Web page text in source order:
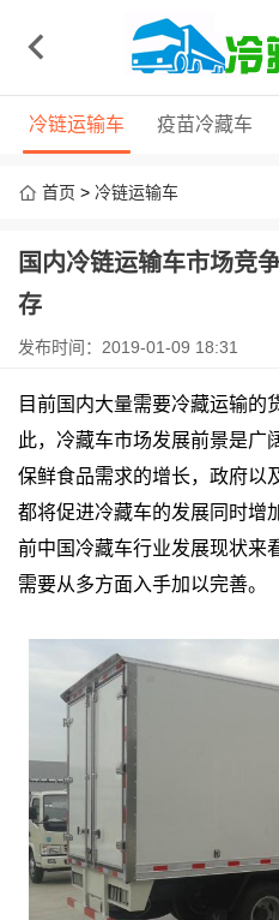
冷链运输车 疫苗冷藏车
首页 > 冷链运输车
国内冷链运输车市场竞
存
发布时间：2019-01-09 18:31
目前国内大量需要冷藏运输的
此，冷藏车市场发展前景是广
保鲜食品需求的增长，政府以
都将促进冷藏车的发展同时增
前中国冷藏车行业发展现状来
需要从多方面入手加以完善。